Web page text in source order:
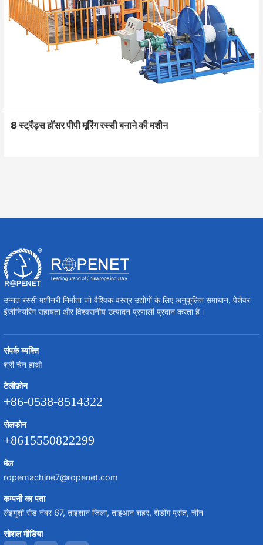
8 स्ट्रैंड्स हॉसर पीपी मूरिंग रस्सी बनाने की मशीन
उन्नत रस्सी मशीनरी निर्माता जो वैश्विक वस्त्र उद्योगों के लिए अनुकूलित समाधान, पेशेवर
इंजीनियरिंग सहायता और विश्वसनीय उत्पादन प्रणाली प्रदान करता है।
संपर्क व्यक्ति
श्री चेन हाओ
टेलीफ़ोन
+86-0538-8514322
सेलफोन
+8615550822299
मेल
ropemachine7@ropenet.com
कम्पनी का पता
लेइगुशी रोड नंबर 67, ताइशान जिला, ताइआन शहर, शेडोंग प्रांत, चीन
सोशल मीडिया